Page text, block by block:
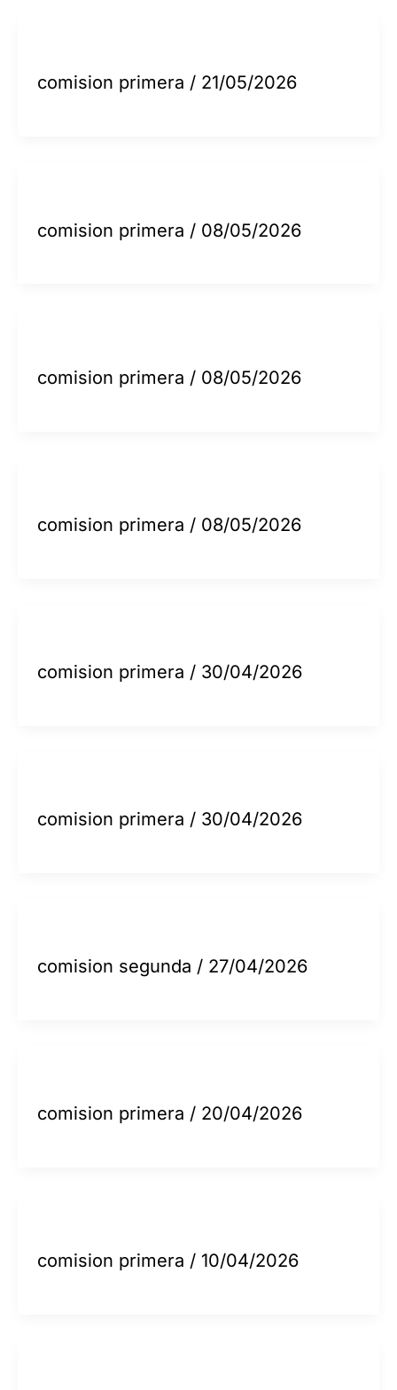
comision primera / 21/05/2026
comision primera / 08/05/2026
comision primera / 08/05/2026
comision primera / 08/05/2026
comision primera / 30/04/2026
comision primera / 30/04/2026
comision segunda / 27/04/2026
comision primera / 20/04/2026
comision primera / 10/04/2026